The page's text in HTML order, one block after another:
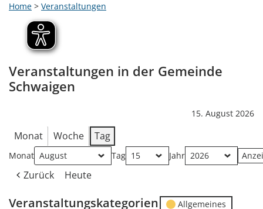
Home > Veranstaltungen
Veranstaltungen in der Gemeinde
Schwaigen
15. August 2026
Monat Woche Tag
Monat Tag Jahr
Zurück Heute
Veranstaltungskategorien
Allgemeines